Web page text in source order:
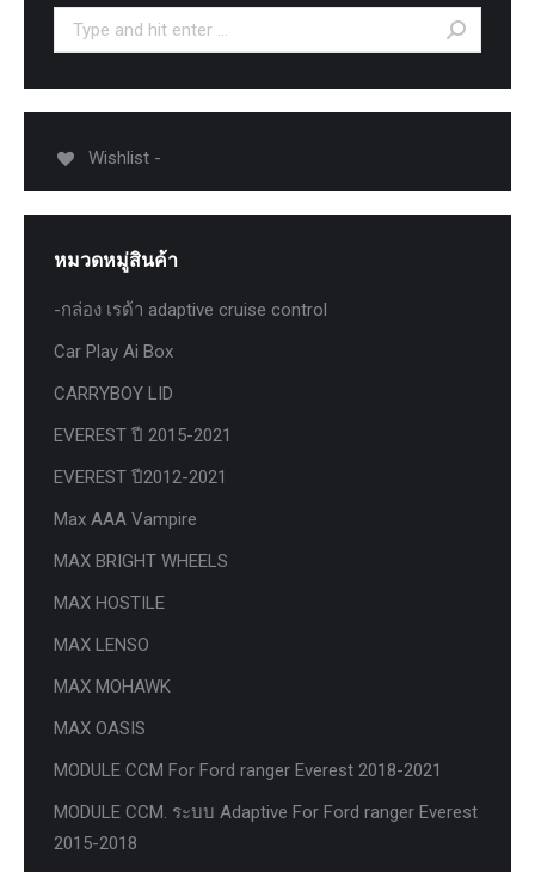
Search:
Wishlist -
หมวดหมู่สินค้า
-กล่อง เรด้า adaptive cruise control
Car Play Ai Box
CARRYBOY LID
EVEREST ปี 2015-2021
EVEREST ปี2012-2021
Max AAA Vampire
MAX BRIGHT WHEELS
MAX HOSTILE
MAX LENSO
MAX MOHAWK
MAX OASIS
MODULE CCM For Ford ranger Everest 2018-2021
MODULE CCM. ระบบ Adaptive For Ford ranger Everest
2015-2018